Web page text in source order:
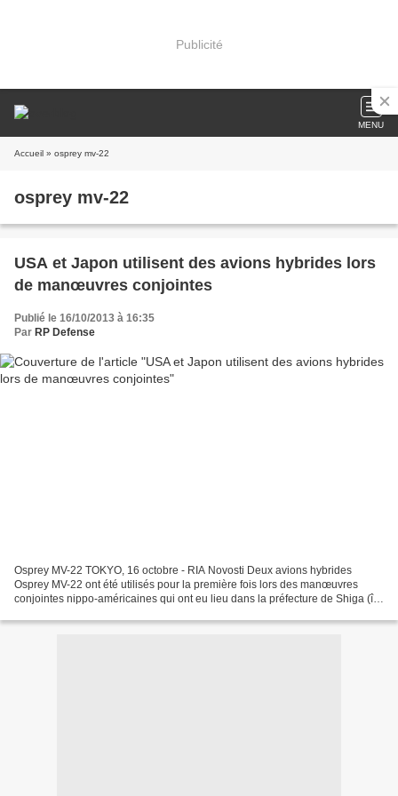
Publicité
MENU
Accueil » osprey mv-22
osprey mv-22
USA et Japon utilisent des avions hybrides lors
de manœuvres conjointes
Publié le 16/10/2013 à 16:35
Par RP Defense
Osprey MV-22 TOKYO, 16 octobre - RIA Novosti Deux avions hybrides
Osprey MV-22 ont été utilisés pour la première fois lors des manœuvres
conjointes nippo-américaines qui ont eu lieu dans la préfecture de Shiga (île